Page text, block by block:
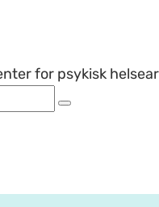
for psykisk